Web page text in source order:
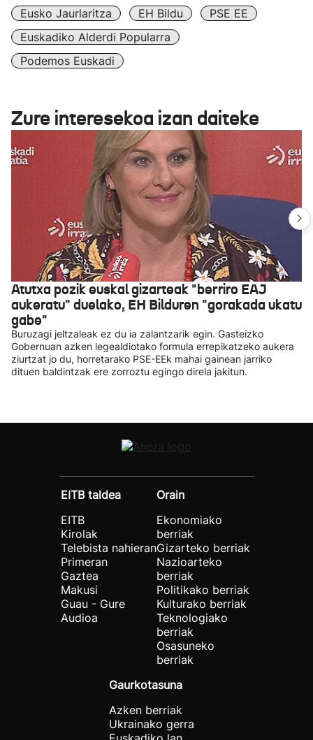
Eusko Jaurlaritza
EH Bildu
PSE EE
Euskadiko Alderdi Popularra
Podemos Euskadi
Zure interesekoa izan daiteke
Atutxa pozik euskal gizarteak "berriro EAJ
aukeratu" duelako, EH Bilduren "gorakada ukatu
gabe"
Buruzagi jeltzaleak ez du ia zalantzarik egin. Gasteizko
Gobernuan azken legealdiotako formula errepikatzeko aukera
ziurtzat jo du, horretarako PSE-EEk mahai gainean jarriko
dituen baldintzak ere zorroztu egingo direla jakitun.
EITB taldea
EITB
Kirolak
Telebista nahieran
Primeran
Gaztea
Makusi
Guau - Gure
Audioa
Orain
Ekonomiako
berriak
Gizarteko berriak
Nazioarteko
berriak
Politikako berriak
Kulturako berriak
Teknologiako
berriak
Osasuneko
berriak
Gaurkotasuna
Azken berriak
Ukrainako gerra